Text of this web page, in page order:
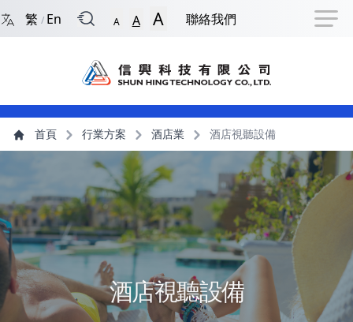
跳到捷徑選項 跳到主導航選單 跳到頁尾
繁 / En A A A 聯絡我們
主導航選單
主內容 首頁 行業方案 酒店業 酒店視聽設備
酒店視聽設備